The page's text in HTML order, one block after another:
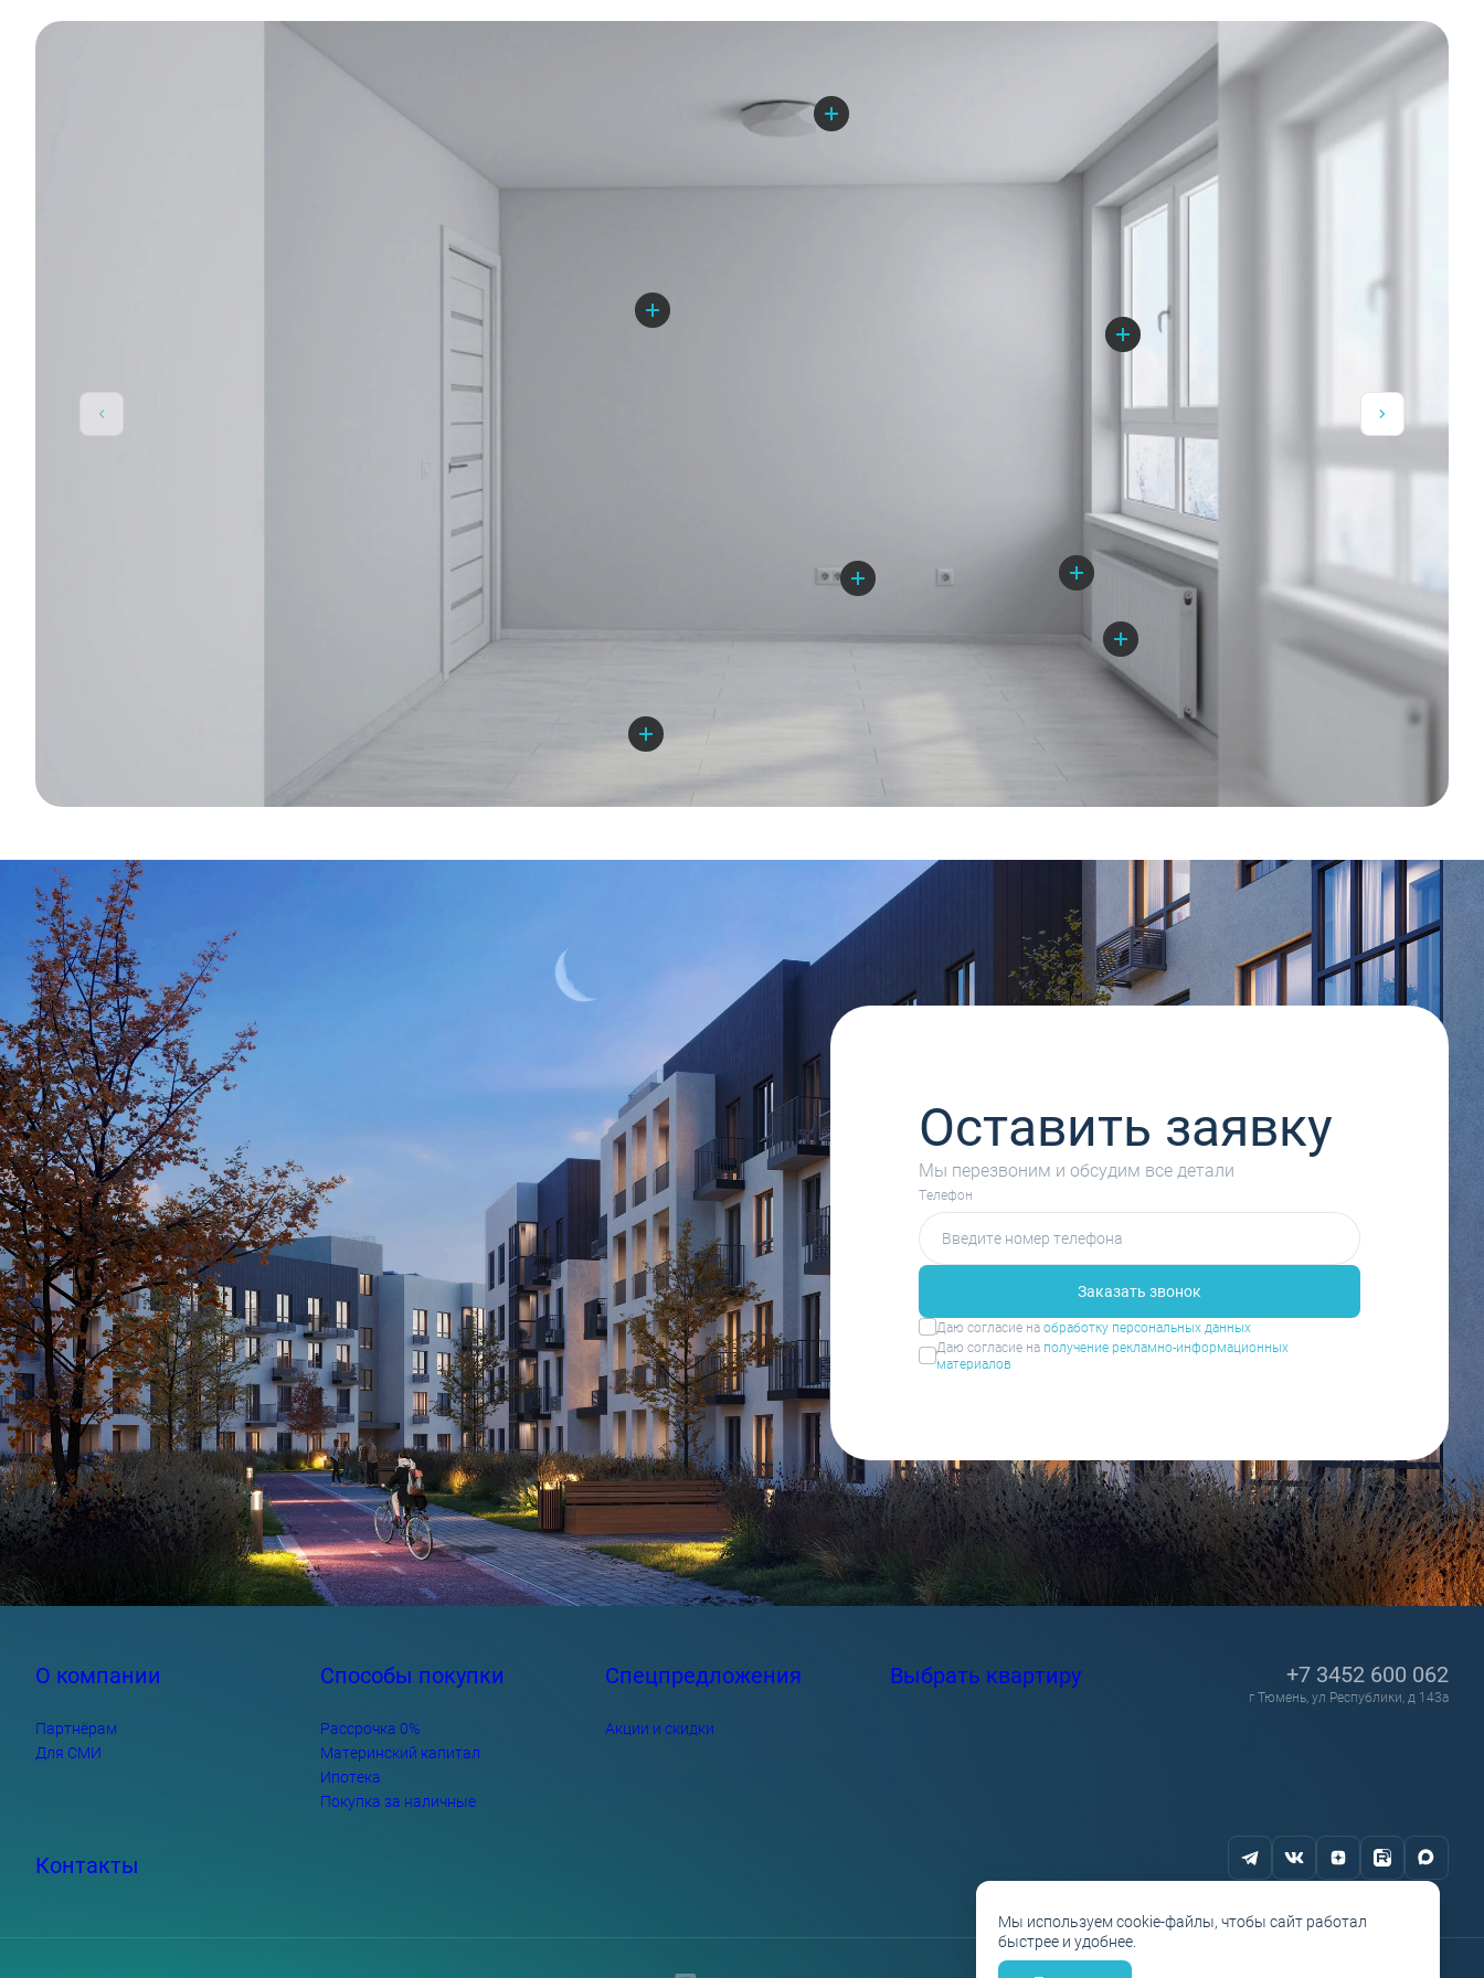
Оставить заявку
Мы перезвоним и обсудим все детали
Tелефон
Заказать звонок
Даю согласие наобработку персональных данных
Даю согласие на получение рекламно-информационных
материалов
О компании
Партнёрам
Для СМИ
Способы покупки
Рассрочка 0%
Материнский капитал
Ипотека
Покупка за наличные
Спецпредложения
Акции и скидки
Выбрать квартиру
Контакты
+7 3452 600 062
г Тюмень, ул Республики, д 143а
Мы используем cookie-файлы, чтобы сайт работал
быстрее и удобнее.